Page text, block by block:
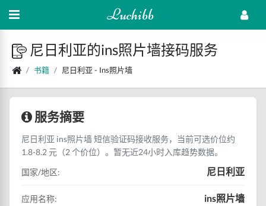
Luchibb
尼日利亚的ins照片墙接码服务
书籍 尼日利亚 - Ins照片墙
服务摘要
尼日利亚 ins照片墙 短信验证码接收服务，当前可选价位约
1.8-8.2 元（2 个价位）。暂无近24小时入库趋势数据。
国家/地区:
尼日利亚
应用名称: ins照片墙